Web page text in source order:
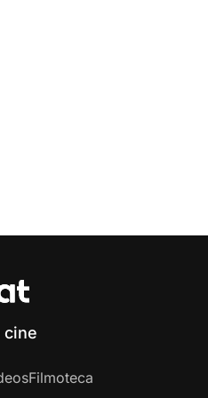
cine
Filmoteca